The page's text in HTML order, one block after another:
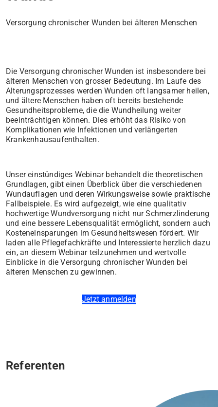
Versorgung chronischer Wunden bei älteren Menschen
Die Versorgung chronischer Wunden ist insbesondere bei
älteren Menschen von grosser Bedeutung. Im Laufe des
Alterungsprozesses werden Wunden oft langsamer heilen,
und ältere Menschen haben oft bereits bestehende
Gesundheitsprobleme, die die Wundheilung weiter
beeinträchtigen können. Dies erhöht das Risiko von
Komplikationen wie Infektionen und verlängerten
Krankenhausaufenthalten.
Unser einstündiges Webinar behandelt die theoretischen
Grundlagen, gibt einen Überblick über die verschiedenen
Wundauflagen und deren Wirkungsweise sowie praktische
Fallbeispiele. Es wird aufgezeigt, wie eine qualitativ
hochwertige Wundversorgung nicht nur Schmerzlinderung
und eine bessere Lebensqualität ermöglicht, sondern auch
Kosteneinsparungen im Gesundheitswesen fördert. Wir
laden alle Pflegefachkräfte und Interessierte herzlich dazu
ein, an diesem Webinar teilzunehmen und wertvolle
Einblicke in die Versorgung chronischer Wunden bei
älteren Menschen zu gewinnen.
Jetzt anmelden
Referenten